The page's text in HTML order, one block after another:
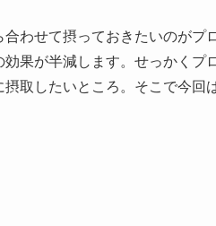
わせて摂っておきたいのがプ
果が半減します。せっかくプ
取したいところ。そこで今回